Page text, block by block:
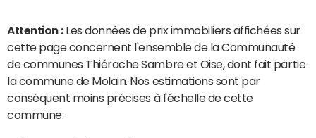
Attention : Les données de prix immobiliers affichées sur
cette page concernent l'ensemble de la Communauté
de communes Thiérache Sambre et Oise, dont fait partie
la commune de Molain. Nos estimations sont par
conséquent moins précises à l'échelle de cette
commune.